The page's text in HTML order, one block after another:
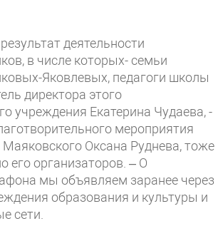
деятельности
в числе которых- семьи
Яковлевых, педагоги школы
директора этого
учреждения Екатерина Чудаева, -
мероприятия
Оксана Руднева, тоже
его организаторов. – О
мы объявляем заранее через
образования и культуры и
сети.